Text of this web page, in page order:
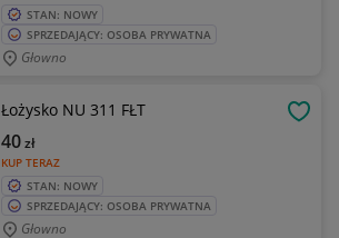
STAN: NOWY
SPRZEDAJĄCY: OSOBA PRYWATNA
Głowno
Łożysko NU 311 FŁT
KUP TERAZ
40zł
STAN: NOWY
SPRZEDAJĄCY: OSOBA PRYWATNA
Głowno